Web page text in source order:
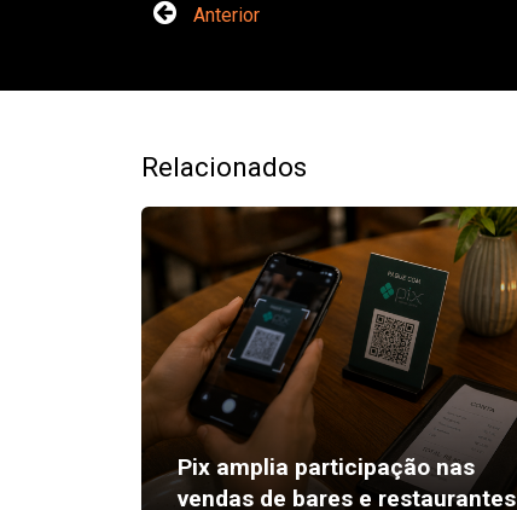
Anterior
Relacionados
Pix amplia participação nas
vendas de bares e restaurantes